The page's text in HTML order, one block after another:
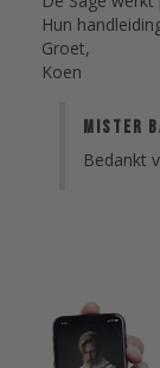
Hun
Groet,
Koen
Mister
Bedankt